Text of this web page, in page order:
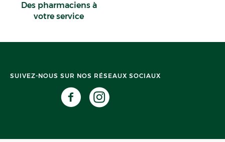
Des pharmaciens à
votre service
SUIVEZ-NOUS SUR NOS RÉSEAUX SOCIAUX